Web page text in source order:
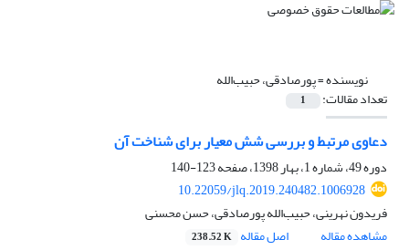
نویسنده =پورصادقی، حبیب‌الله
تعداد مقالات: 1
دعاوی مرتبط و بررسی شش معیار برای شناخت آن
دوره 49، شماره 1، بهار 1398، صفحه
123-140
10.22059/jlq.2019.240482.1006928
فریدون نهرینی، حبیب‌الله پورصادقی، حسن محسنی
مشاهده مقاله
اصل مقاله 238.52 K